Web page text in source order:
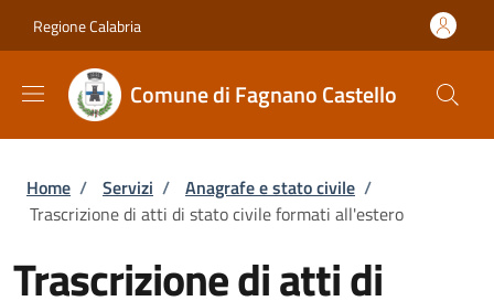
Regione Calabria
Comune di Fagnano Castello
Briciole di pane
Home / Servizi / Anagrafe e stato civile /
Trascrizione di atti di stato civile formati all'estero
Trascrizione di atti di